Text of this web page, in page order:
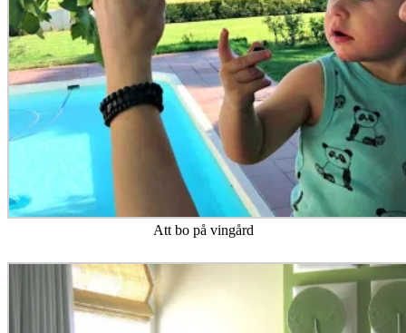
Att bo på vingård